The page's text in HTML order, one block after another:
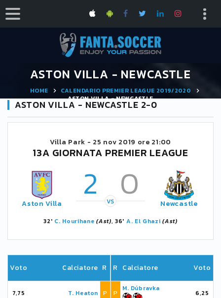
ASTON VILLA - NEWCASTLE
HOME
CALENDARIO PREMIER LEAGUE 2019/2020
ASTON VILLA - NEWCASTLE
ASTON VILLA - NEWCASTLE 2-0
Villa Park - 25 nov 2019 ore 21:00
13A GIORNATA PREMIER LEAGUE
Aston Villa 2 0
VS Newcastle
32' C. Hourihane (Ast), 36' A. El Ghazi (Ast)
Voto Calciatore R
7,75 T. Heaton P
R Calciatore Voto
P
M. Dúbravka
6,25